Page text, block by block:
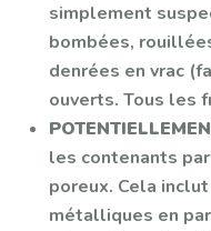
simplement
bombées,
denrées en vrac
ouverts. Tous les
les contenants
poreux. Cela
métalliques en